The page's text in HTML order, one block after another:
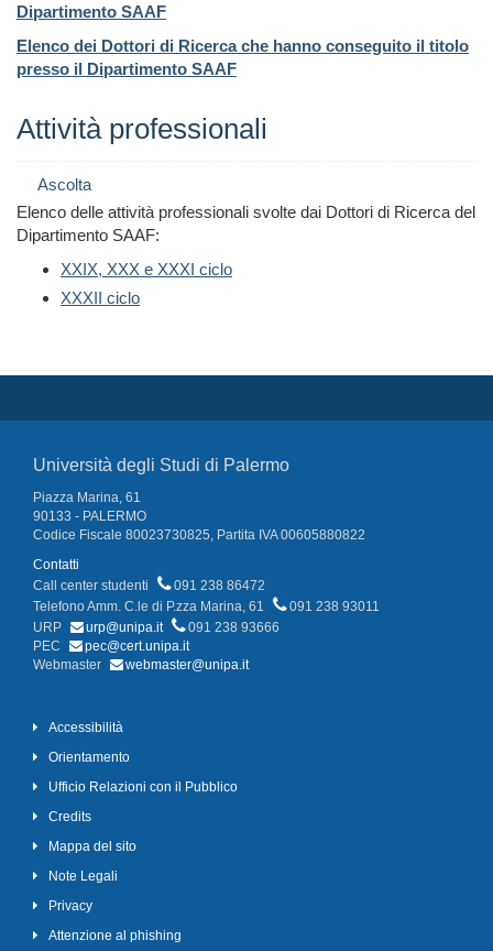
Dipartimento SAAF
Elenco dei Dottori di Ricerca che hanno conseguito il titolo
presso il Dipartimento SAAF
Attività professionali
Ascolta
Elenco delle attività professionali svolte dai Dottori di Ricerca del
Dipartimento SAAF:
XXIX, XXX e XXXI ciclo
XXXII ciclo
Università degli Studi di Palermo
Piazza Marina, 61
90133 - PALERMO
Codice Fiscale 80023730825, Partita IVA 00605880822
Contatti
Call center studenti
091 238 86472
Telefono Amm. C.le di P.zza Marina, 61
091 238 93011
URP
urp@unipa.it
091 238 93666
PEC
pec@cert.unipa.it
Webmaster
webmaster@unipa.it
Accessibilità
Orientamento
Ufficio Relazioni con il Pubblico
Credits
Mappa del sito
Note Legali
Privacy
Attenzione al phishing